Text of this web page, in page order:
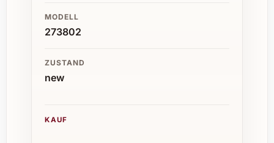
MODELL
273802
ZUSTAND
new
KAUF